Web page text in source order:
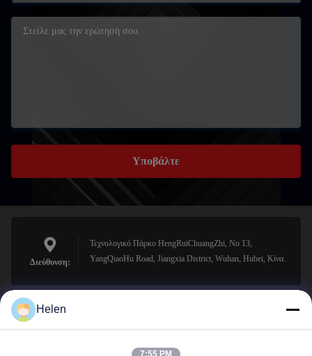
Υποβάλτε
Διεύθυνση:
Τεχνολογικό Πάρκο HengRuiChuangZhi, No 13,
YangQiaoHu Road, Jiangxia District, Wuhan, Hubei, Κίνα.
sales@perfectlaser.net
Helen
7:55 PM